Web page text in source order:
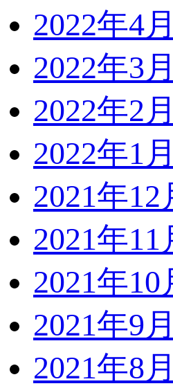
2022年4月
2022年3月
2022年2月
2022年1月
2021年12
2021年11
2021年10
2021年9月
2021年8月